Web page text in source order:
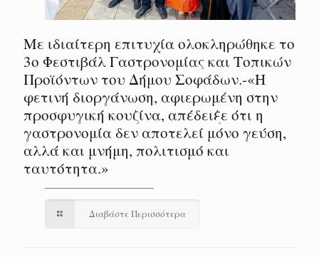
Με ιδιαίτερη επιτυχία ολοκληρώθηκε το
3ο Φεστιβάλ Γαστρονομίας και Τοπικών
Προϊόντων του Δήμου Σοφάδων.-«Η
φετινή διοργάνωση, αφιερωμένη στην
προσφυγική κουζίνα, απέδειξε ότι η
γαστρονομία δεν αποτελεί μόνο γεύση,
αλλά και μνήμη, πολιτισμό και
ταυτότητα.»
Διαβάστε Περισσότερα